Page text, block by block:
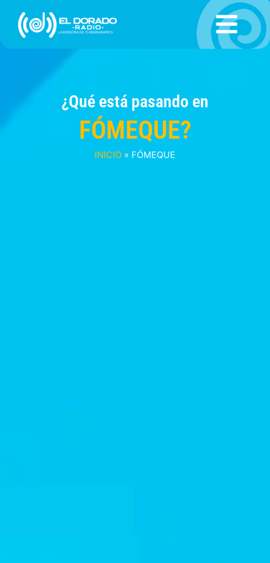
contenido
¿Qué está pasando en
FÓMEQUE?
INICIO » FÓMEQUE